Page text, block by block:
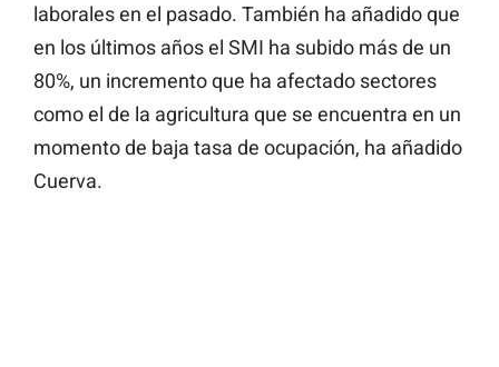
laborales en el pasado. También ha añadido que
en los últimos años el SMI ha subido más de un
80%, un incremento que ha afectado sectores
como el de la agricultura que se encuentra en un
momento de baja tasa de ocupación, ha añadido
Cuerva.